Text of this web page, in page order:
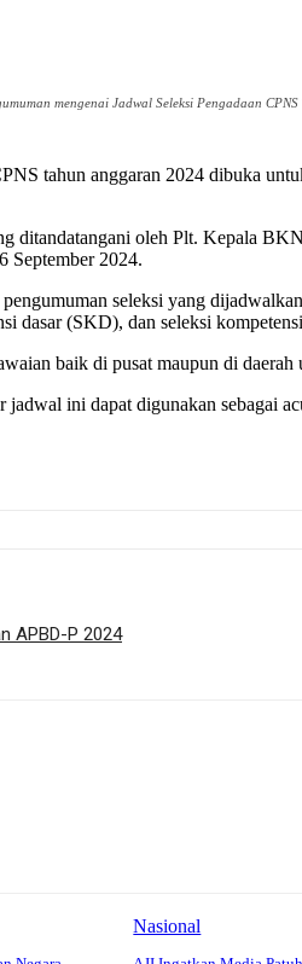
mengenai Jadwal Seleksi Pengadaan
tahun anggaran 2024 dibuka
ditandatangani oleh Plt. Kepala
September 2024.
seleksi yang
dasar (SKD), dan seleksi
baik di pusat maupun di
jadwal ini dapat digunakan
APBD-P 2024
Nasional